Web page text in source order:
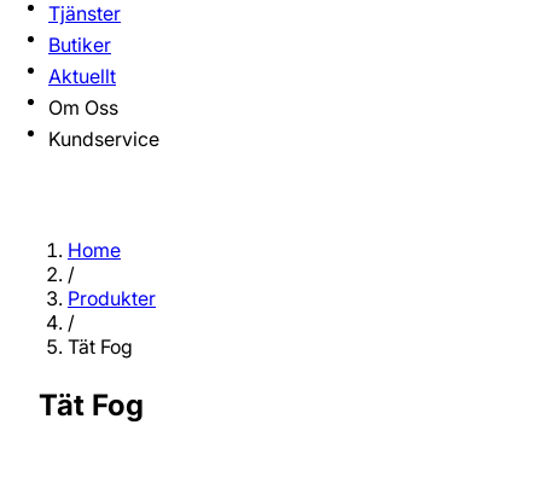
Tjänster
Butiker
Aktuellt
Om Oss
Kundservice
Home
/
Produkter
/
Tät Fog
Tät Fog